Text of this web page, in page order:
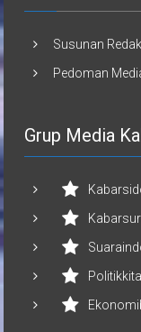
Susunan
Pedoman
Grup Media